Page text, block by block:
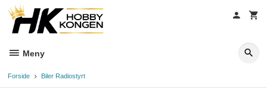
innholdet
Meny
Forside Biler Radiostyrt